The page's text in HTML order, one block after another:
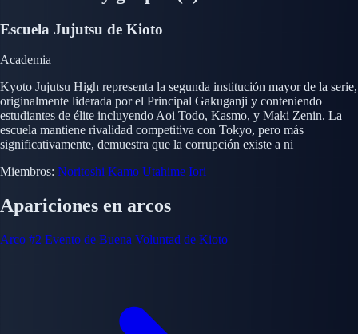
Escuela Jujutsu de Kioto
Academia
Kyoto Jujutsu High representa la segunda institución mayor de la serie,
originalmente liderada por el Principal Gakuganji y conteniendo
estudiantes de élite incluyendo Aoi Todo, Kasmo, y Maki Zenin. La
escuela mantiene rivalidad competitiva con Tokyo, pero más
significativamente, demuestra que la corrupción existe a ni
Miembros: Noritoshi Kamo Utahime Iori
Apariciones en arcos
Arco #2 Evento de Buena Voluntad de Kioto